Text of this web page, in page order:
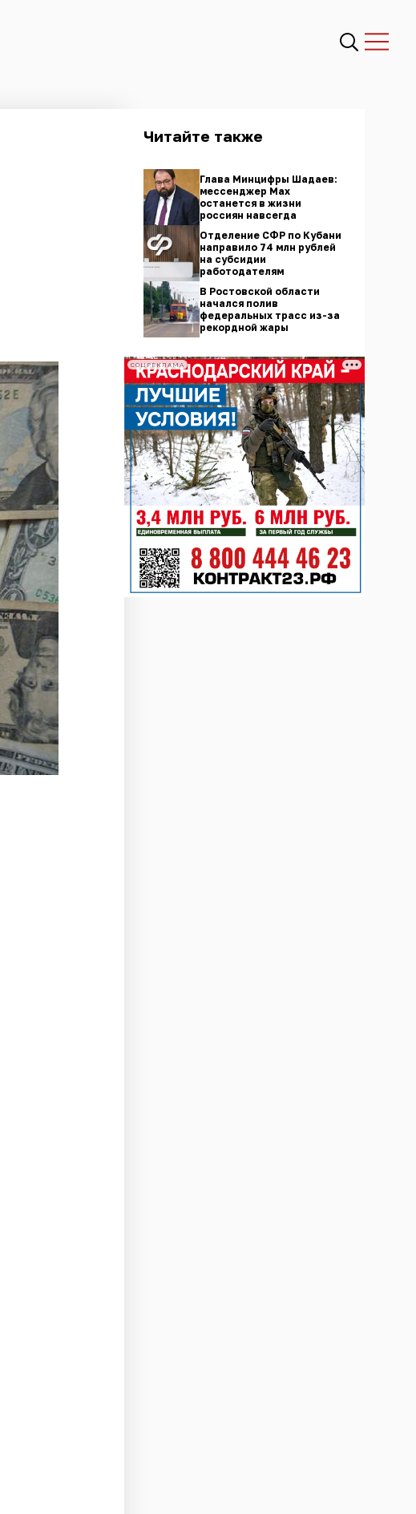
Читайте также
Глава Минцифры Шадаев:
мессенджер Max
останется в жизни
россиян навсегда
Отделение СФР по Кубани
направило 74 млн рублей
на субсидии
работодателям
В Ростовской области
начался полив
федеральных трасс из-за
рекордной жары
СОЦРЕКЛАМА